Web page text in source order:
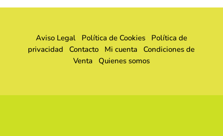
Aviso Legal Política de Cookies
Política de
privacidad
Contacto Mi cuenta
Condiciones de
Venta Quienes somos